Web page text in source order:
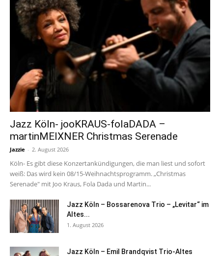
Jazz Köln- jooKRAUS-folaDADA –
martinMEIXNER Christmas Serenade
Jazzie - 2. August 2026
Köln- Es gibt diese Konzertankündigungen, die man liest und sofort
weiß: Das wird kein 08/15-Weihnachtsprogramm. „Christmas
Serenade" mit Joo Kraus, Fola Dada und Martin...
Jazz Köln – Bossarenova Trio – „Levitar“ im
Altes...
1. August 2026
Jazz Köln – Emil Brandqvist Trio-Altes